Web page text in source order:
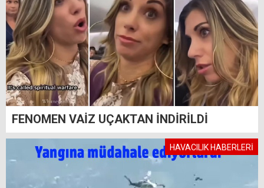
FENOMEN VAİZ UÇAKTAN İNDİRİLDİ
HAVACILIK HABERLERİ